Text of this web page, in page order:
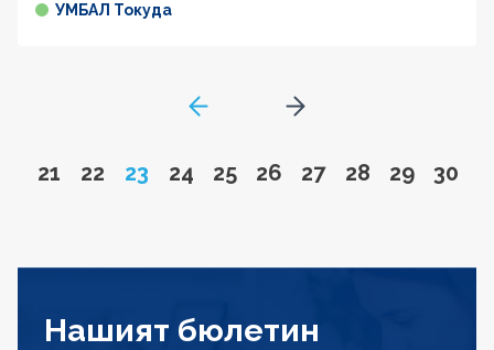
УМБАЛ Токуда
GoToPreviousPage
Go to page
21 Go to page
22 Page
23 Go to page
24 Go to page
25 Go to page
26 Go to page
27 Go to page
28 Go to
29 Go
30
Go to next page
Нашият бюлетин